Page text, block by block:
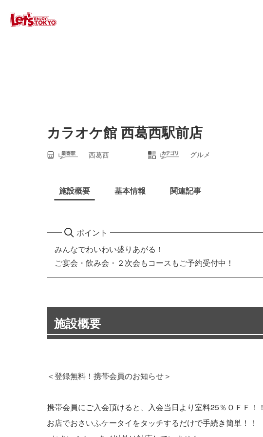
カラオケ館 西葛西駅前店
西葛西 グルメ
施設概要 基本情報 関連記事
ポイント
みんなでわいわい盛りあがる！
ご宴会・飲み会・２次会もコースもご予約受付中！
施設概要
＜登録無料！携帯会員のお知らせ＞
携帯会員にご入会頂けると、入会当日より室料25％ＯＦＦ！！
お店でおさいふケータイをタッチするだけで手続き簡単！！